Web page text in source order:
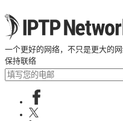
一个更好的网络，不只是更大的
保持联络